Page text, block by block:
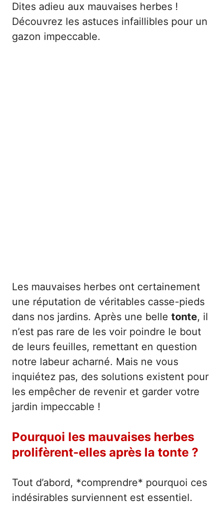
Dites adieu aux mauvaises herbes !
Découvrez les astuces infaillibles pour un
gazon impeccable.
Les mauvaises herbes ont certainement
une réputation de véritables casse-pieds
dans nos jardins. Après une belle tonte, il
n’est pas rare de les voir poindre le bout
de leurs feuilles, remettant en question
notre labeur acharné. Mais ne vous
inquiétez pas, des solutions existent pour
les empêcher de revenir et garder votre
jardin impeccable !
Pourquoi les mauvaises herbes
prolifèrent-elles après la tonte ?
Tout d’abord, *comprendre* pourquoi ces
indésirables surviennent est essentiel.